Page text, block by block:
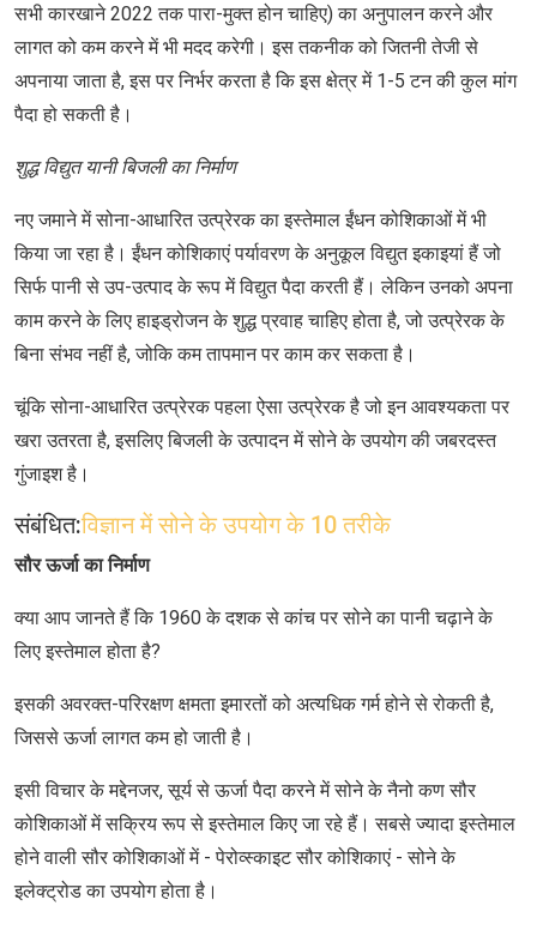
सभी कारखाने 2022 तक पारा-मुक्त होन चाहिए) का अनुपालन करने और
लागत को कम करने में भी मदद करेगी। इस तकनीक को जितनी तेजी से
अपनाया जाता है, इस पर निर्भर करता है कि इस क्षेत्र में 1-5 टन की कुल मांग
पैदा हो सकती है।
शुद्ध विद्युत यानी बिजली का निर्माण
नए जमाने में सोना-आधारित उत्प्रेरक का इस्‍तेमाल ईंधन कोशिकाओं में भी
किया जा रहा है। ईंधन कोशिकाएं पर्यावरण के अनुकूल विद्युत इकाइयां हैं जो
सिर्फ पानी से उप-उत्पाद के रूप में विद्युत पैदा करती हैं। लेकिन उनको अपना
काम करने के लिए हाइड्रोजन के शुद्ध प्रवाह चाहिए होता है, जो उत्प्रेरक के
बिना संभव नहीं है, जोकि कम तापमान पर काम कर सकता है।
चूंकि सोना-आधारित उत्प्रेरक पहला ऐसा उत्प्रेरक है जो इन आवश्यकता पर
खरा उतरता है, इसलिए बिजली के उत्पादन में सोने के उपयोग की जबरदस्त
गुंजाइश है।
संबंधित:विज्ञान में सोने के उपयोग के 10 तरीके
सौर ऊर्जा का निर्माण
क्या आप जानते हैं कि 1960 के दशक से कांच पर सोने का पानी चढ़ाने के
लिए इस्तेमाल होता है?
इसकी अवरक्त-परिरक्षण क्षमता इमारतों को अत्‍यधिक गर्म होने से रोकती है,
जिससे ऊर्जा लागत कम हो जाती है।
इसी विचार के मद्देनजर, सूर्य से ऊर्जा पैदा करने में सोने के नैनो कण सौर
कोशिकाओं में सक्रिय रूप से इस्‍तेमाल किए जा रहे हैं। सबसे ज्‍यादा इस्‍तेमाल
होने वाली सौर कोशिकाओं में - पेरोव्स्काइट सौर कोशिकाएं - सोने के
इलेक्ट्रोड का उपयोग होता है।